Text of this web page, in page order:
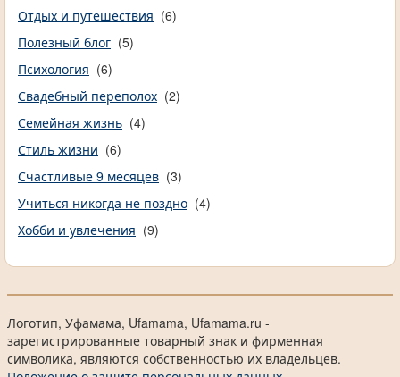
Отдых и путешествия (6)
Полезный блог (5)
Психология (6)
Свадебный переполох (2)
Семейная жизнь (4)
Стиль жизни (6)
Счастливые 9 месяцев (3)
Учиться никогда не поздно (4)
Хобби и увлечения (9)
Логотип, Уфамама, Ufamama, Ufamama.ru -
зарегистрированные товарный знак и фирменная
символика, являются собственностью их владельцев.